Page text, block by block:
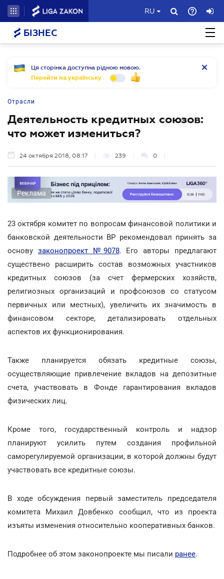
RU
БІЗНЕС
Ця сторінка доступна рідною мовою.
Перейти на українську
Отрасли
Деятельность кредитных союзов:
что может измениться?
24 октября 2018, 08:17 239 0
Реклама
23 октября комитет по вопросам финансовой политики и
банковской деятельности ВР рекомендовал принять за
основу законопроект №9078. Его авторы предлагают
существено расширить состав возможных участников
кредитных союзов (за счет фермерских хозяйств,
религиозных организаций и профсоюзов со статусом
первичных или местных), увеличить их значимость в
финансовом секторе, детализировать отдельных
аспектов их функционирования.
Также планируется обязать кредитные союзы,
осуществляющие привлечение вкладов на депозитные
счета, участвовать в Фонде гарантирования вкладов
физических лиц.
Кроме того, государственный контроль и надзор
планируют усилить путем создания профильной
саморегулируемой организации, в которой должны будут
участвовать все кредитные союзы.
В ходе обсуждения первый заместитель председателя
комитета Михаил Довбенко сообщил, что из проекта
изъяты изменения относительно кооперативных банков.
Подробнее об этом законопроекте мы писали ранее.